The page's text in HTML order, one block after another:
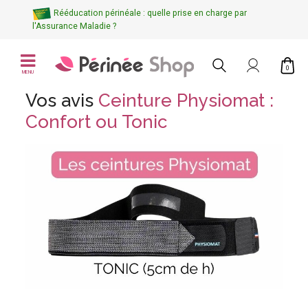
Rééducation périnéale : quelle prise en charge par
l'Assurance Maladie ?
MENU
0
Vos avis Ceinture Physiomat :
Confort ou Tonic